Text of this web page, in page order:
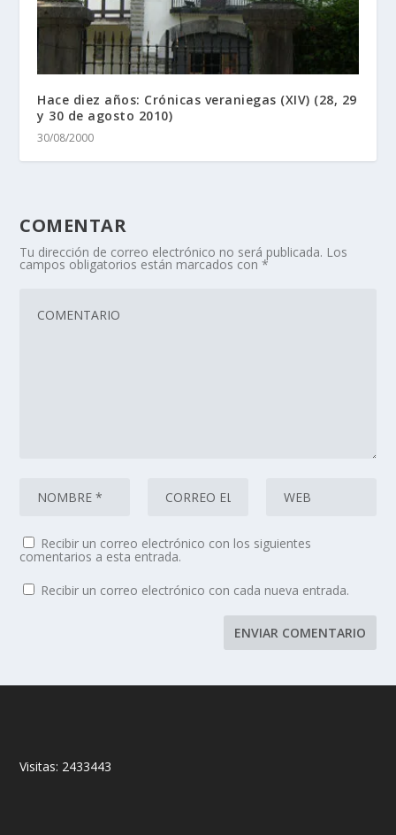
Hace diez años: Crónicas veraniegas (XIV) (28, 29
y 30 de agosto 2010)
30/08/2000
COMENTAR
Tu dirección de correo electrónico no será publicada. Los
campos obligatorios están marcados con*
Recibir un correo electrónico con los siguientes
comentarios a esta entrada.
Recibir un correo electrónico con cada nueva entrada.
Visitas: 2433443